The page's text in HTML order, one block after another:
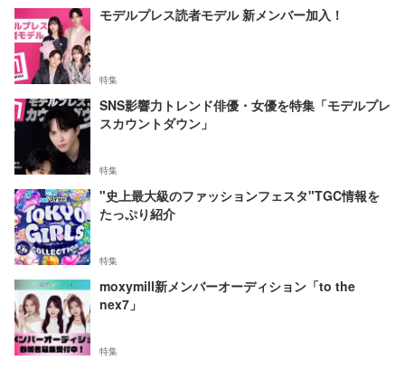
モデルプレス読者モデル 新メンバー加入！
特集
SNS影響力トレンド俳優・女優を特集「モデルプレ
スカウントダウン」
特集
"史上最大級のファッションフェスタ"TGC情報を
たっぷり紹介
特集
moxymill新メンバーオーディション「to the
nex7」
特集